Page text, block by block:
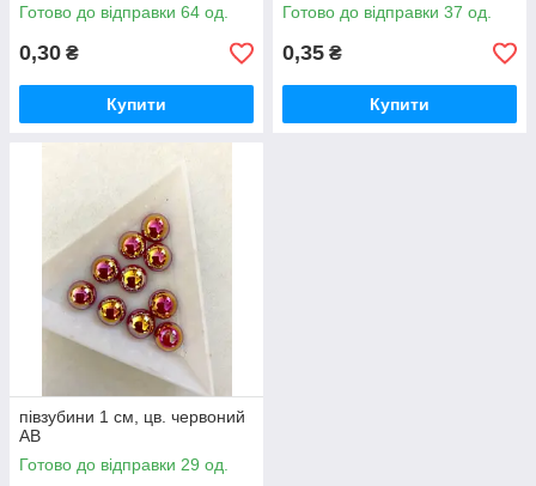
Готово до відправки 64 од.
0,30 ₴
Купити
Готово до відправки 37 од.
0,35 ₴
Купити
півзубини 1 см, цв. червоний
AB
Готово до відправки 29 од.